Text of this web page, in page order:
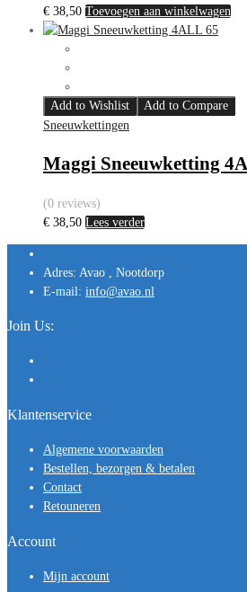
€ 38,50 Toevoegen aan winkelwagen
Add to Wishlist
Add to Compare
Sneeuwkettingen
Maggi Sneeuwketting
(0 reviews)
€ 38,50 Lees verder
Adres: Avao , Nootdorp
E-mail: info@avao.nl
Join Us:
Klantenservice
Algemene voorwaarden
Bestellen, bezorgen & betalen
Contact
Retouneren
Account
Mijn account